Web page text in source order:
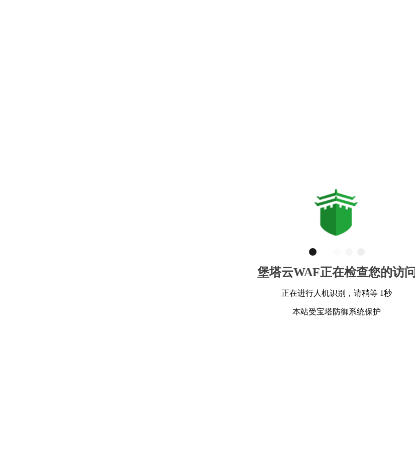
堡塔云WAF正在检查您的访问
正在进行人机识别，请稍等 1秒
本站受宝塔防御系统保护